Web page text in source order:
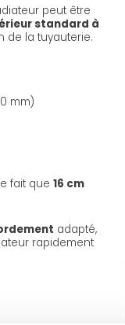
peut être
standard à
de la tuyauterie.
mm)
fait que 16 cm
adapté,
rapidement